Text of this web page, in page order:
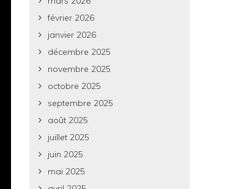
février 2026
janvier 2026
décembre 2025
novembre 2025
octobre 2025
septembre 2025
août 2025
juillet 2025
juin 2025
mai 2025